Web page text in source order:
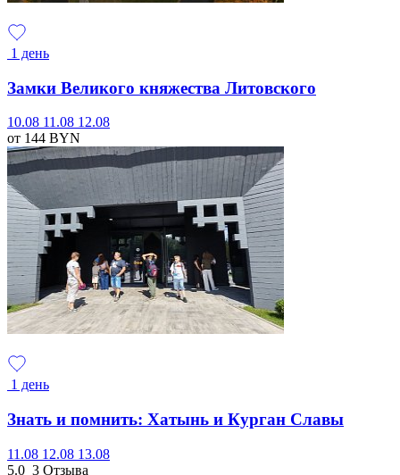
1 день
Замки Великого княжества Литовского
10.08 11.08 12.08
от 144 BYN
1 день
Знать и помнить: Хатынь и Курган Славы
11.08 12.08 13.08
5.0 3 Отзыва